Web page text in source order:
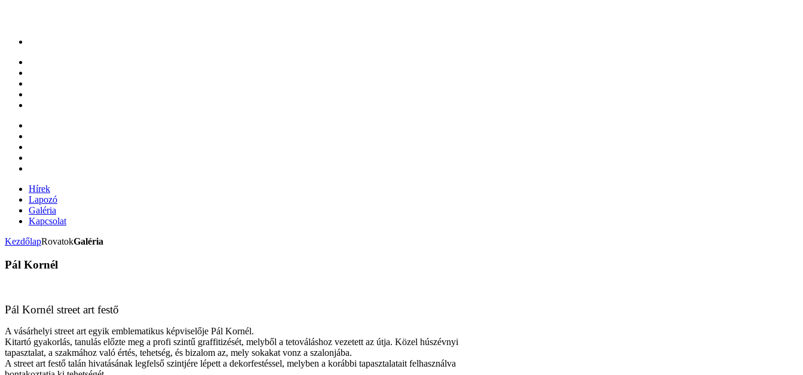
Hírek
Lapozó
Galéria
Kapcsolat
KezdőlapRovatokGaléria
Pál Kornél
Pál Kornél street art festő
A vásárhelyi street art egyik emblematikus képviselője Pál Kornél.
Kitartó gyakorlás, tanulás előzte meg a profi szintű graffitizését, melyből a tetováláshoz vezetett az útja. Közel húszévnyi
tapasztalat, a szakmához való értés, tehetség, és bizalom az, mely sokakat vonz a szalonjába.
A street art festő talán hivatásának legfelső szintjére lépett a dekorfestéssel, melyben a korábbi tapasztalatait felhasználva